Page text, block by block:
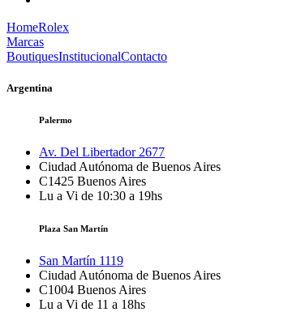
HomeRolex
Marcas
BoutiquesInstitucionalContacto
Argentina
Palermo
Av. Del Libertador 2677
Ciudad Autónoma de Buenos Aires
C1425 Buenos Aires
Lu a Vi de 10:30 a 19hs
Plaza San Martín
San Martín 1119
Ciudad Autónoma de Buenos Aires
C1004 Buenos Aires
Lu a Vi de 11 a 18hs